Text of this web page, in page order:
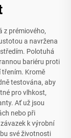
z prémiového,
a navržena
Polotuhá
bariéru proti
třením. Kromě
testována, aby
pro vlhkost,
Ať už jsou
nebo při
k výrobní
své životnosti